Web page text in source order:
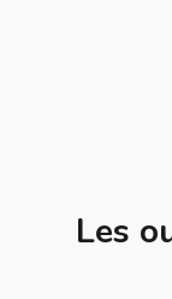
Les